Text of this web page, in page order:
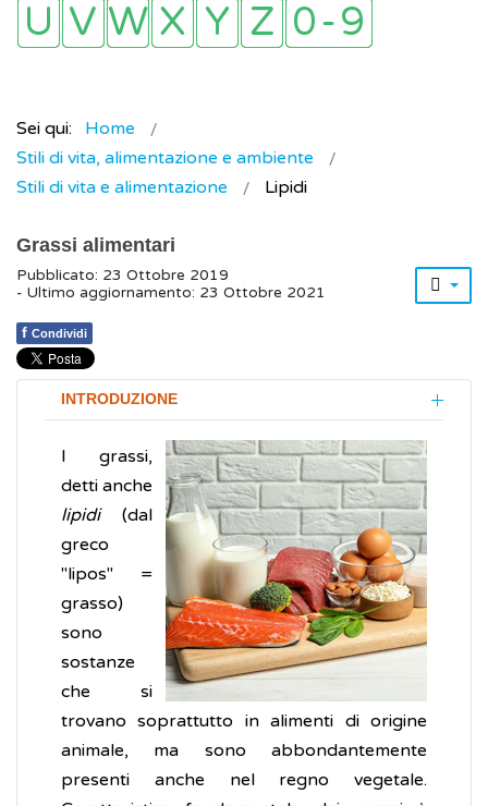
Sei qui:
Home
Stili di vita, alimentazione e ambiente
Stili di vita e alimentazione
Lipidi
Grassi alimentari
Pubblicato: 23 Ottobre 2019
- Ultimo aggiornamento: 23 Ottobre 2021
f Condividi
INTRODUZIONE
I grassi,
detti anche
lipidi(dal
greco
"lipos" =
grasso)
sono
sostanze
che si
trovano soprattutto in alimenti di origine
animale, ma sono abbondantemente
presenti anche nel regno vegetale.